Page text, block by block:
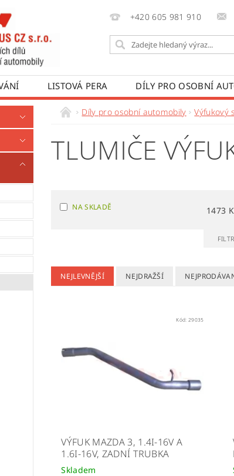
+420 605 981 910
LISTOVÁ PERA DÍLY PRO OSOBNÍ
DÍLY PRO UŽÍTKOVÉ VOZY DÍLY PRO
Díly pro osobní automobily Výfukový
TLUMIČE
NA SKLADĚ 1473
NEJLEVNĚJŠÍ NEJDRAŽŠÍ
Kód: 29035
VÝFUK MAZDA 3, 1.4I-16V A
1.6I-16V, ZADNÍ TRUBKA
Skladem